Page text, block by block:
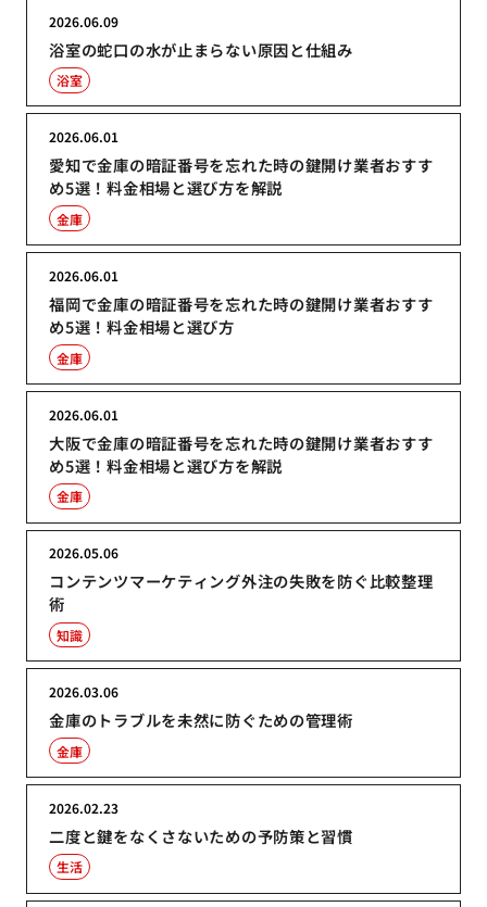
浴室の蛇口の水が止まらない原因と仕組み
2026.06.09
浴室
愛知で金庫の暗証番号を忘れた時の鍵開け業者おすす
め5選！料金相場と選び方を解説
2026.06.01
金庫
福岡で金庫の暗証番号を忘れた時の鍵開け業者おすす
め5選！料金相場と選び方
2026.06.01
金庫
大阪で金庫の暗証番号を忘れた時の鍵開け業者おすす
め5選！料金相場と選び方を解説
2026.06.01
金庫
コンテンツマーケティング外注の失敗を防ぐ比較整理
術
2026.05.06
知識
金庫のトラブルを未然に防ぐための管理術
2026.03.06
金庫
二度と鍵をなくさないための予防策と習慣
2026.02.23
生活